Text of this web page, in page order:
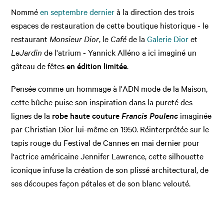
Nomméen septembre dernierà la direction des trois
espaces de restauration de cette boutique historique - le
restaurant Monsieur Dior, le Caféde laGalerie Dioret
LeJardin de l'atrium - Yannick Alléno a ici imaginé un
gâteau de fêtesen édition limitée.
Pensée comme un hommage à l'ADN mode de la Maison,
cette bûche puise son inspiration dans la pureté des
lignes de la robe haute coutureFrancis Poulenc imaginée
par Christian Dior lui-même en 1950. Réinterprétée sur le
tapis rouge du Festival de Cannes en mai dernier pour
l'actrice américaine Jennifer Lawrence, cette silhouette
iconique infuse la création de son plissé architectural, de
ses découpes façon pétales et de son blanc velouté.